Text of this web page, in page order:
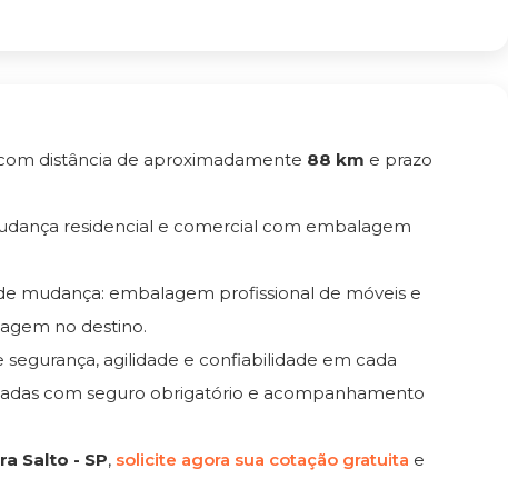
distância de aproximadamente 88 km e prazo
residencial e comercial com embalagem
mudança: embalagem profissional de móveis e
no destino.
segurança, agilidade e confiabilidade em cada
com seguro obrigatório e acompanhamento
Salto - SP, solicite agora sua cotação gratuita e